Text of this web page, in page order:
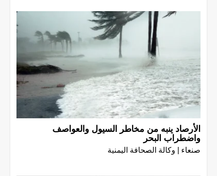
الأرصاد ينبه من مخاطر السيول والعواصف
واضطراب البحر
صنعاء | وكالة الصحافة اليمنية